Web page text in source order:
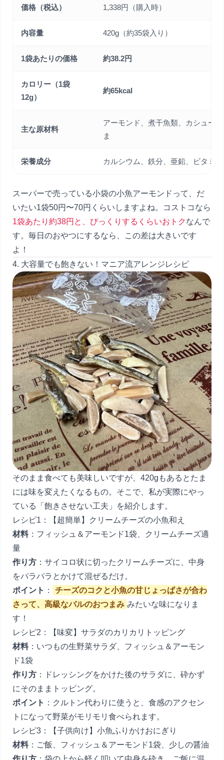
価格（税込） 1,338円（購入時）
内容量 420g（約35袋入り）
1袋あたりの価格 約38.2円
カロリー（1袋
12g）
約65kcal
主な原材料
アーモンド、煮干魚類、カシュー
ま
栄養成分 カルシウム、鉄分、亜鉛、ビタミ
スーパーで売っている小袋の小魚アーモンドって、だ
いたい1袋50円〜70円くらいしますよね。コストコなら
1袋あたり約38円と、びっくりするくらいおトク なんで
す。毎日のおやつにするなら、この差は大きいです
よ！
4. 大容量でも飽きない！マニア流アレンジレシピ
そのまま食べても美味しいですが、420gもあるとたま
には味を変えたくなるもの。そこで、私が実際にやっ
ている「飽きさせない工夫」を紹介します。
レシピ1：【超簡単】クリームチーズの小魚和え
材料：フィッシュ＆アーモンド1袋、クリームチーズ適
量
作り方 ：サイコロ状に切ったクリームチーズに、中身
をパラパラとかけて混ぜるだけ。
ポイント ：
チーズのコクと小魚の甘じょっぱさが合わ
さって、高級なバルのおつまみ みたいな味になりま
す！
レシピ2：【味変】サラダのカリカリトッピング
材料：いつもの生野菜サラダ、フィッシュ＆アーモン
ド1袋
作り方 ：ドレッシングをかけた後のサラダに、砕かず
にそのままトッピング。
ポイント ：クルトン代わりに使うと、食感のアクセン
トになって野菜がモリモリ食べられます。
レシピ3：【子供向け】小魚ふりかけおにぎり
材料：ご飯、フィッシュ＆アーモンド1袋、少しの醤油